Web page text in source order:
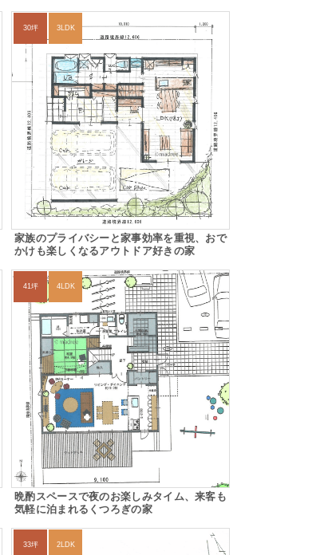
30坪 3LDK
家族のプライバシーと家事効率を重視、おで
かけも楽しくなるアウトドア好きの家
41坪 4LDK
晩酌スペースで夜のお楽しみタイム、来客も
気軽に泊まれるくつろぎの家
33坪 2LDK